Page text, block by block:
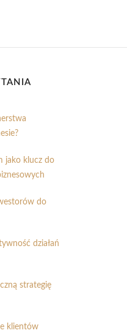
jako klucz do
do
działań
strategię
klientów